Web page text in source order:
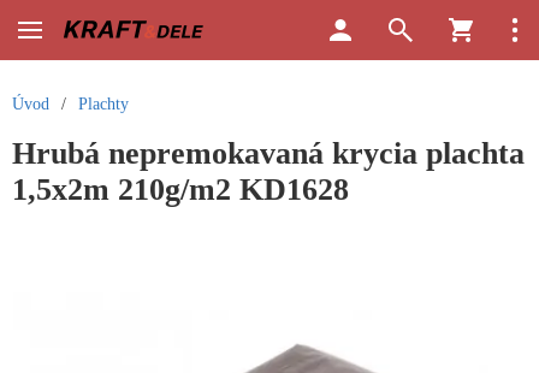
Úvod / Plachty
Hrubá nepremokavaná krycia plachta
1,5x2m 210g/m2 KD1628